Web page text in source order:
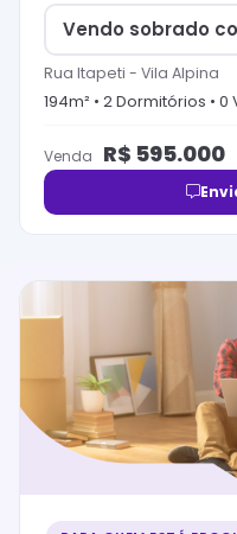
Vendo sobrado
Rua Itapeti - Vila Alpina
194m² • 2Dormitórios • 0
Venda R$ 595.000